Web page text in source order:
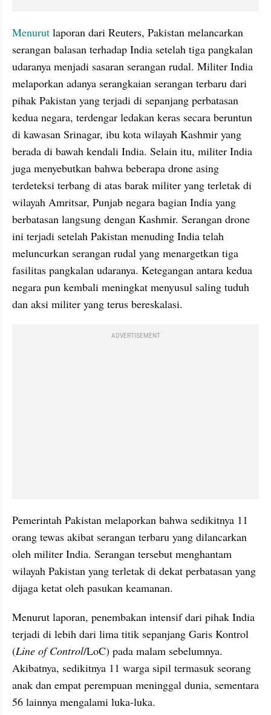
Menurut laporan dari Reuters, Pakistan melancarkan
serangan balasan terhadap India setelah tiga pangkalan
udaranya menjadi sasaran serangan rudal. Militer India
melaporkan adanya serangkaian serangan terbaru dari
pihak Pakistan yang terjadi di sepanjang perbatasan
kedua negara, terdengar ledakan keras secara beruntun
di kawasan Srinagar, ibu kota wilayah Kashmir yang
berada di bawah kendali India. Selain itu, militer India
juga menyebutkan bahwa beberapa drone asing
terdeteksi terbang di atas barak militer yang terletak di
wilayah Amritsar, Punjab negara bagian India yang
berbatasan langsung dengan Kashmir. Serangan drone
ini terjadi setelah Pakistan menuding India telah
meluncurkan serangan rudal yang menargetkan tiga
fasilitas pangkalan udaranya. Ketegangan antara kedua
negara pun kembali meningkat menyusul saling tuduh
dan aksi militer yang terus bereskalasi.
ADVERTISEMENT
Pemerintah Pakistan melaporkan bahwa sedikitnya 11
orang tewas akibat serangan terbaru yang dilancarkan
oleh militer India. Serangan tersebut menghantam
wilayah Pakistan yang terletak di dekat perbatasan yang
dijaga ketat oleh pasukan keamanan.
Menurut laporan, penembakan intensif dari pihak India
terjadi di lebih dari lima titik sepanjang Garis Kontrol
(Line of Control/LoC) pada malam sebelumnya.
Akibatnya, sedikitnya 11 warga sipil termasuk seorang
anak dan empat perempuan meninggal dunia, sementara
56 lainnya mengalami luka-luka.